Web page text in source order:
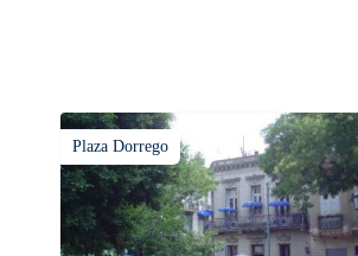
Plaza Dorrego